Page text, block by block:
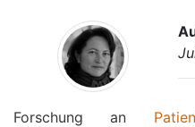
Forschung an